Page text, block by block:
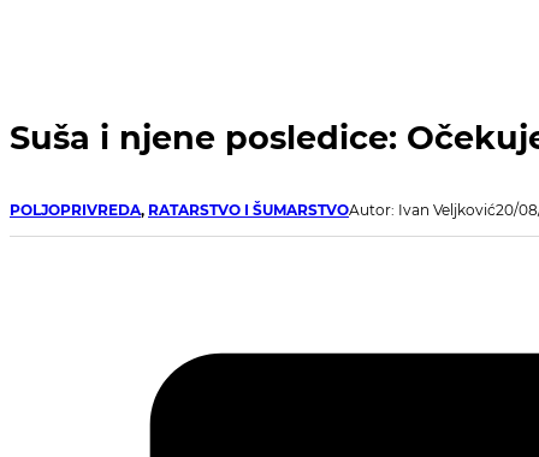
Suša i njene posledice:
POLJOPRIVREDA, RATARSTVO I ŠUMARSTVOAutor: Ivan Veljković20/